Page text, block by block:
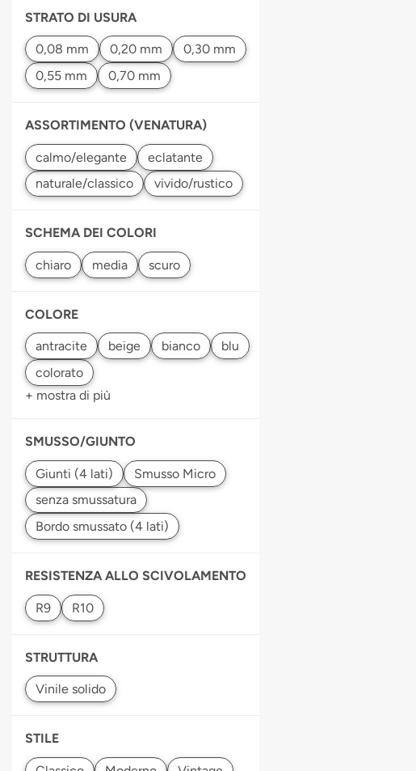
STRATO DI USURA
ASSORTIMENTO (VENATURA)
SCHEMA DEI COLORI
COLORE
+ mostra di più
SMUSSO/GIUNTO
RESISTENZA ALLO SCIVOLAMENTO
STRUTTURA
STILE